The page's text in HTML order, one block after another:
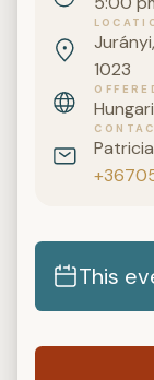
1023
This